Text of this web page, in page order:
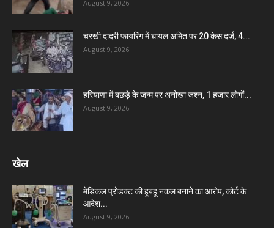
August 9, 2026
चरखी दादरी फायरिंग में घायल अमित पर 20 केस दर्ज, 4...
August 9, 2026
हरियाणा में बछड़े के जन्म पर अनोखा जश्न, 1 हजार लोगों...
August 9, 2026
खेल
मेडिकल प्रोडक्ट की हूबहू नकल बनाने का आरोप, कोर्ट के
आदेश...
August 9, 2026